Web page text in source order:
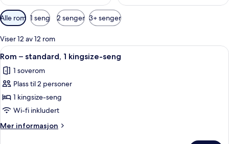
Tilgjengelige
filtre
for
rom
Alle rom 1 seng 2 senger 3+ senger
Viser 12 av 12 rom
Åpne
alle
bildene
av
Rom
–
standard,
1
Rom – standard, 1 kingsize-seng |
5
Rom – standard, 1 kingsize-seng
1 soverom
Plass til 2 personer
1 kingsize-seng
Wi-fi inkludert
Mer informasjon
Mer